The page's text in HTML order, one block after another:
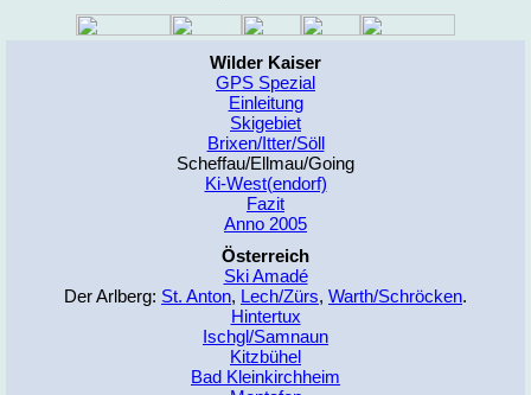
Wilder Kaiser
GPS Spezial
Einleitung
Skigebiet
Brixen/Itter/Söll
Scheffau/Ellmau/Going
Ki-West(endorf)
Fazit
Anno 2005
Österreich
Ski Amadé
Der Arlberg: St. Anton, Lech/Zürs, Warth/Schröcken.
Hintertux
Ischgl/Samnaun
Kitzbühel
Bad Kleinkirchheim